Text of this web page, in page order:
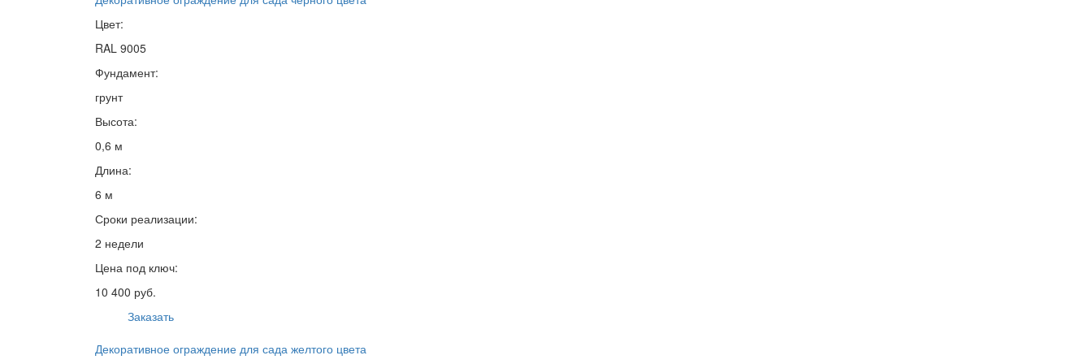
Цвет:
RAL 9005
Фундамент:
грунт
Высота:
0,6 м
Длина:
6 м
Сроки реализации:
2 недели
Цена под ключ:
10 400 руб.
Заказать
Декоративное ограждение для сада желтого цвета